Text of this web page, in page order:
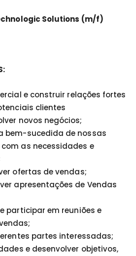
Solutions (m/f)
e construir relações fortes
clientes
novos negócios;
bem-sucedida de nossas
as necessidades e
ofertas de vendas;
apresentações de Vendas
participar em reuniões e
partes interessadas;
e desenvolver objetivos,